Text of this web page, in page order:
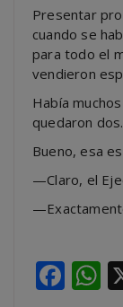
Presentar
cuando se
para todo el
vendieron
Había
quedaron dos.
Bueno, esa
—Claro, el